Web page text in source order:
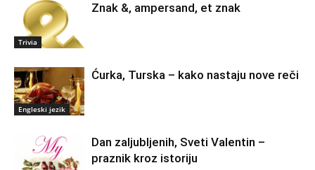
Trivia
Znak &, ampersand, et znak
Engleski jezik
Ćurka, Turska – kako nastaju nove reči
Dan zaljubljenih, Sveti Valentin –
praznik kroz istoriju